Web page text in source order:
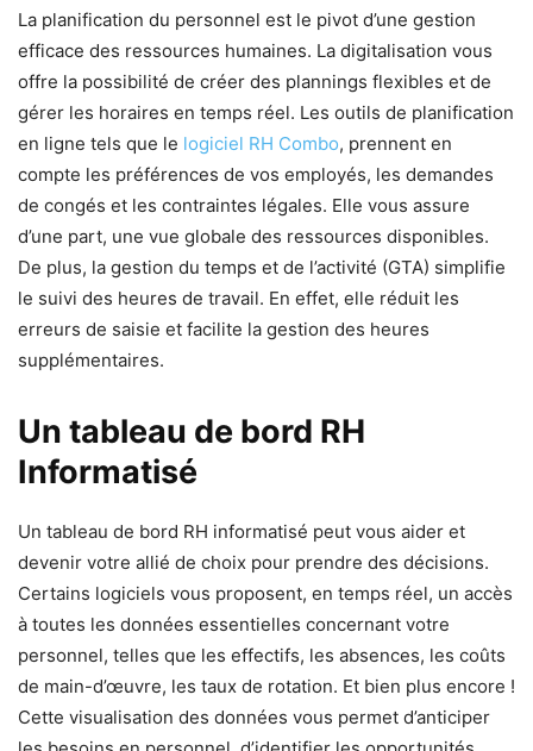
La planification du personnel est le pivot d’une gestion
efficace des ressources humaines. La digitalisation vous
offre la possibilité de créer des plannings flexibles et de
gérer les horaires en temps réel. Les outils de planification
en ligne tels que le logiciel RH Combo, prennent en
compte les préférences de vos employés, les demandes
de congés et les contraintes légales. Elle vous assure
d’une part, une vue globale des ressources disponibles.
De plus, la gestion du temps et de l’activité (GTA) simplifie
le suivi des heures de travail. En effet, elle réduit les
erreurs de saisie et facilite la gestion des heures
supplémentaires.
Un tableau de bord RH
Informatisé
Un tableau de bord RH informatisé peut vous aider et
devenir votre allié de choix pour prendre des décisions.
Certains logiciels vous proposent, en temps réel, un accès
à toutes les données essentielles concernant votre
personnel, telles que les effectifs, les absences, les coûts
de main-d’œuvre, les taux de rotation. Et bien plus encore !
Cette visualisation des données vous permet d’anticiper